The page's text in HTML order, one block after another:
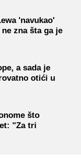
'navukao'
zna šta ga je
a sada je
otići u
što
"Za tri